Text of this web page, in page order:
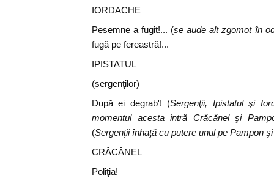
IORDACHE
Pesemne a fugit!... (se aude alt zgomot în
fugă pe fereastră!...
IPISTATUL
(sergenţilor)
După ei degrab'! (Sergenţii, Ipistatul şi
momentul acesta intră Crăcănel şi
(Sergenţii înhaţă cu putere unul pe Pampon
CRĂCĂNEL
Poliţia!